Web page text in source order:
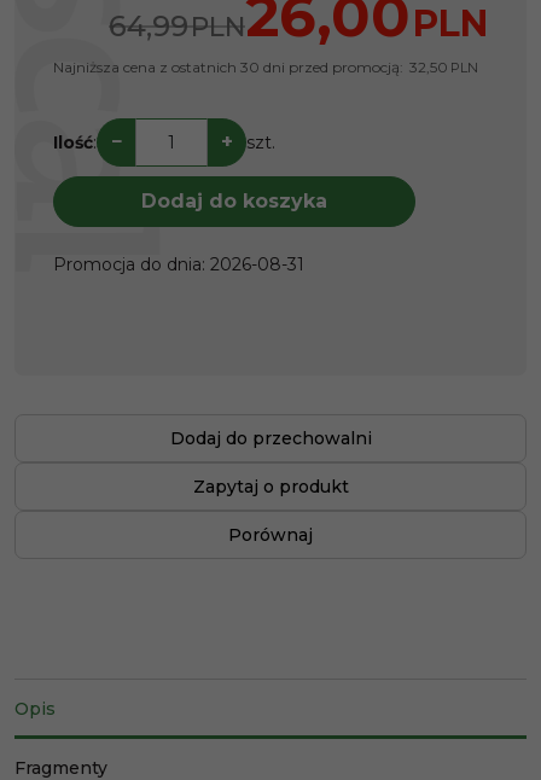
64,99PLN26,00PLN
Najniższa cena z ostatnich 30 dni przed promocją: 32,50 PLN
Ilość: − + szt.
Dodaj do koszyka
Promocja do dnia: 2026-08-31
Dodaj do przechowalni
Zapytaj o produkt
Porównaj
Opis
Fragmenty